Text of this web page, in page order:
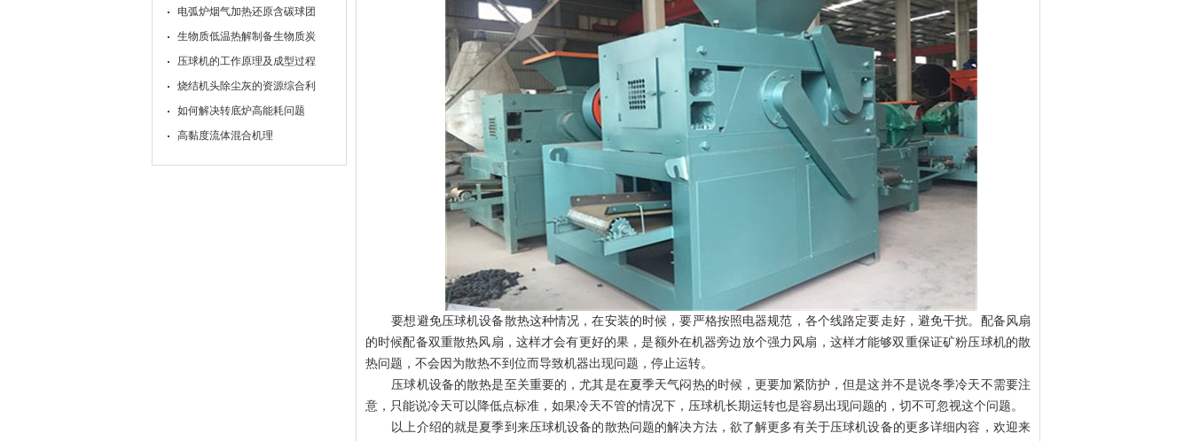
电弧炉烟气加热还原含碳球团
生物质低温热解制备生物质炭
压球机的工作原理及成型过程
烧结机头除尘灰的资源综合利
如何解决转底炉高能耗问题
高黏度流体混合机理
要想避免压球机设备散热这种情况，在安装的时候，要严格按照电器规范，各个线路定要走好，避免干扰。配备风扇
的时候配备双重散热风扇，这样才会有更好的果，是额外在机器旁边放个强力风扇，这样才能够双重保证矿粉压球机的散
热问题，不会因为散热不到位而导致机器出现问题，停止运转。
压球机设备的散热是至关重要的，尤其是在夏季天气闷热的时候，更要加紧防护，但是这并不是说冬季冷天不需要注
意，只能说冷天可以降低点标准，如果冷天不管的情况下，压球机长期运转也是容易出现问题的，切不可忽视这个问题。
以上介绍的就是夏季到来压球机设备的散热问题的解决方法，欲了解更多有关于压球机设备的更多详细内容，欢迎来